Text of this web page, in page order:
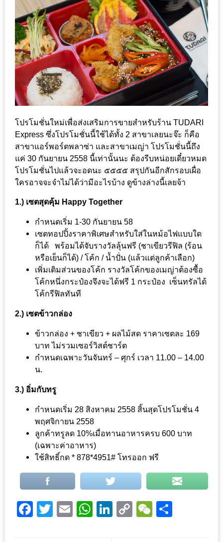
บาน
ปลาย
อิ่ม
ชิ
ลล์
ไม่
เกิน
200
บาท
ชี้
เบาะแส
ความ
อร่อย
รอย
น้า
อ้วน
ชวน
หิว
น้า
อ้วน
ติดต่อ
อ้วน
น้า
อ้วน
ชวน
คุย
นโยบาย
ความ
เป็น
ส่วน
โปรโมชั่นใหม่เพื่อส่งเสริมการขายสำหรับร้าน TUDARI
Express ซึ่งโปรโมชั่นนี้ใช้ได้ทั้ง 2 สาขาเลยนะจ๊ะ ก็คือ
สาขาแอร์พอร์ตพลาซ่า และสาขาเมญ่า โปรโมชั่นนี้ถึง
แค่ 30 กันยายน 2558 นี้เท่านั้นนะ ต้องรีบหน่อยเดี๋ยวหมด
โปรโมชั่นไปแล้วจะอดนะ ๕๕๕๕ สรุปกันอีกสักรอบเผื่อ
ใครอาจจะจำไม่ได้ว่ามีอะไรบ้าง ดูข้างล่างนี้เลยจ้า
1.) เซตสุดคุ้ม Happy Together
กำหนดเริ่ม 1-30 กันยายน 58
เซตทอปปิ้งราคาพิเศษสำหรับใส่ในหม้อไฟแบบใด
ก็ได้ พร้อมได้จับรางวัลลุ้นฟรี (ชาเขียวรีฟิล (ร้อน
หรือเย็นก็ได้) / โค้ก / น้ำปั่น (แล้วแต่ลูกค้าเลือก)
เพิ่มเติมส่วนของโค้ก รางวัลโค้กของเมญ่าต้องซื้อ
โค้กหนึ่งกระป๋องจึงจะได้ฟรี 1 กระป๋อง เซ็นทรัลได้
โค้กรีฟิลทันที
2.) เซตข้าวกล่อง
ข้าวกล่อง + ชาเขียว + ผลไม้สด ราคาเซตละ 169
บาท ไม่รวมเซอร์วิสต์ชาร์ต
กำหนดเฉพาะวันจันทร์ – ศุกร์ เวลา 11.00 – 14.00
น.
3.) อิ่มกับทรู
กำหนดเริ่ม 28 สิงหาคม 2558 สิ้นสุดโปรโมชั่น 4
พฤศจิกายน 2558
ลูกค้าทรูลด 10%เมื่อทานอาหารครบ 600 บาท
(เฉพาะค่าอาหาร)
ใช้สิทธิ์กด * 878*4951# โทรออก ฟรี
Facebook
Twitter
EmailWhatsApp
LinkedIn
CopyWeChat